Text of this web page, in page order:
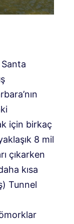
için birkaç
8 mil
çıkarken
kısa
Tunnel